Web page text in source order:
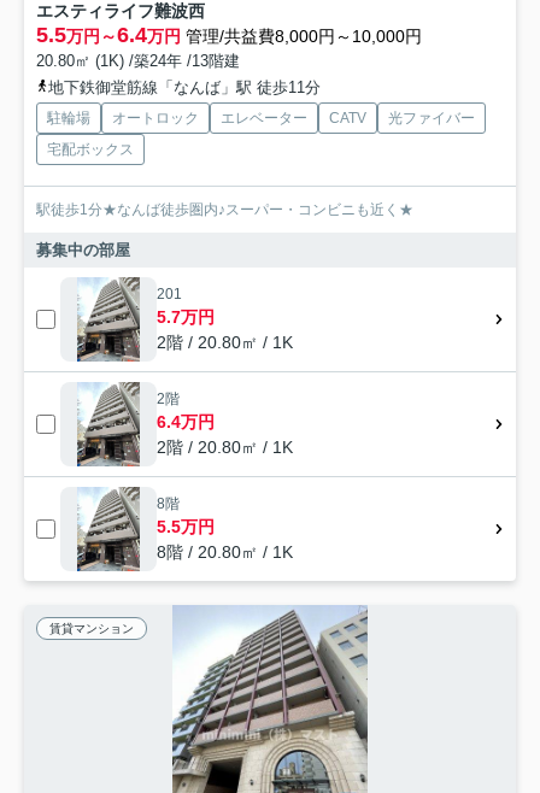
エスティライフ難波西
5.5万円～6.4万円 管理/共益費8,000円～10,000円
20.80㎡ (1K) /築24年 /13階建
地下鉄御堂筋線「なんば」駅 徒歩11分
駐輪場 オートロック エレベーター CATV
光ファイバー
宅配ボックス
駅徒歩1分★なんば徒歩圏内♪スーパー・コンビニも近く★
募集中の部屋
201
5.7万円
2階 / 20.80㎡ / 1K
2階
6.4万円
2階 / 20.80㎡ / 1K
8階
5.5万円
8階 / 20.80㎡ / 1K
賃貸マンション